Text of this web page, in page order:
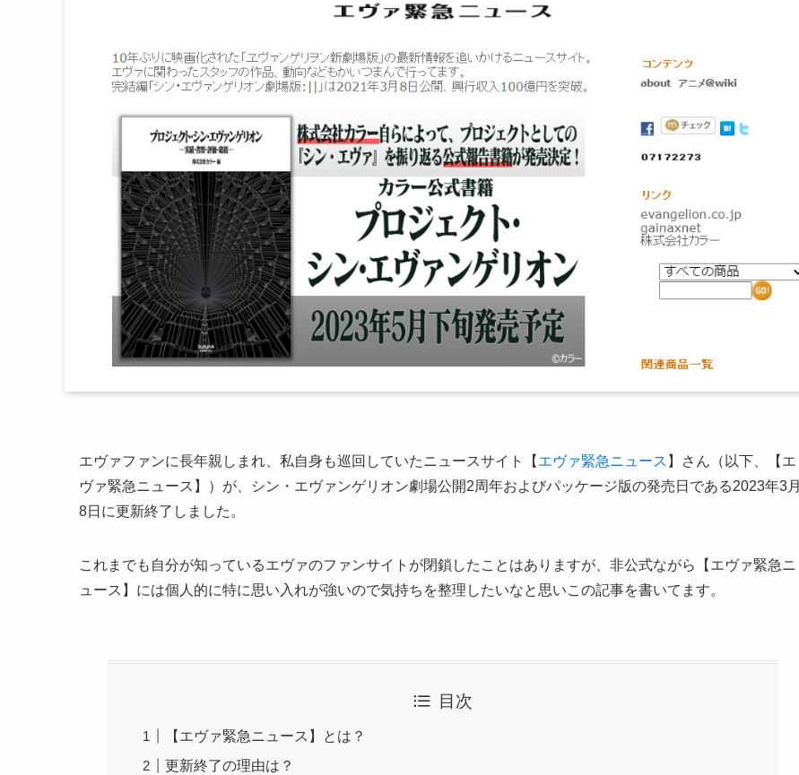
エヴァファンに長年親しまれ、私自身も巡回していたニュースサイト【 エヴァ緊急ニュース 】さん（以下、【エ
ヴァ緊急ニュース】）が、シン・エヴァンゲリオン劇場公開2周年およびパッケージ版の発売日である2023年3月
8日に更新終了しました。
これまでも自分が知っているエヴァのファンサイトが閉鎖したことはありますが、非公式ながら【エヴァ緊急ニ
ュース】には個人的に特に思い入れが強いので気持ちを整理したいなと思いこの記事を書いてます。
目次
【エヴァ緊急ニュース】とは？
更新終了の理由は？